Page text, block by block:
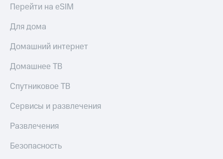
Перейти на eSIM
Для дома
Домашний интернет
Домашнее ТВ
Спутниковое ТВ
Сервисы и развлечения
Развлечения
Безопасность